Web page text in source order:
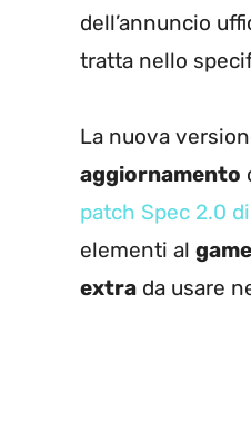
dell’annuncio
tratta nello
La nuova
aggiornamento
patch Spec 2.0
elementi al
extra da usare